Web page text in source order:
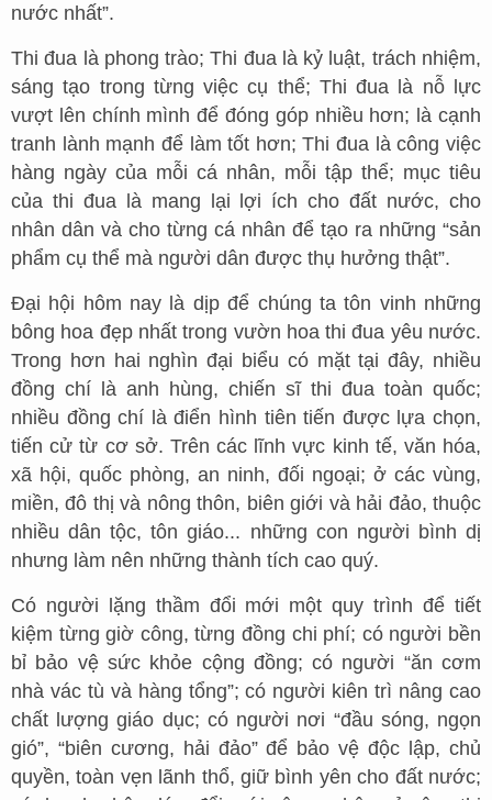
nước nhất”.
Thi đua là phong trào; Thi đua là kỷ luật, trách nhiệm,
sáng tạo trong từng việc cụ thể; Thi đua là nỗ lực
vượt lên chính mình để đóng góp nhiều hơn; là cạnh
tranh lành mạnh để làm tốt hơn; Thi đua là công việc
hàng ngày của mỗi cá nhân, mỗi tập thể; mục tiêu
của thi đua là mang lại lợi ích cho đất nước, cho
nhân dân và cho từng cá nhân để tạo ra những “sản
phẩm cụ thể mà người dân được thụ hưởng thật”.
Đại hội hôm nay là dịp để chúng ta tôn vinh những
bông hoa đẹp nhất trong vườn hoa thi đua yêu nước.
Trong hơn hai nghìn đại biểu có mặt tại đây, nhiều
đồng chí là anh hùng, chiến sĩ thi đua toàn quốc;
nhiều đồng chí là điển hình tiên tiến được lựa chọn,
tiến cử từ cơ sở. Trên các lĩnh vực kinh tế, văn hóa,
xã hội, quốc phòng, an ninh, đối ngoại; ở các vùng,
miền, đô thị và nông thôn, biên giới và hải đảo, thuộc
nhiều dân tộc, tôn giáo... những con người bình dị
nhưng làm nên những thành tích cao quý.
Có người lặng thầm đổi mới một quy trình để tiết
kiệm từng giờ công, từng đồng chi phí; có người bền
bỉ bảo vệ sức khỏe cộng đồng; có người “ăn cơm
nhà vác tù và hàng tổng”; có người kiên trì nâng cao
chất lượng giáo dục; có người nơi “đầu sóng, ngọn
gió”, “biên cương, hải đảo” để bảo vệ độc lập, chủ
quyền, toàn vẹn lãnh thổ, giữ bình yên cho đất nước;